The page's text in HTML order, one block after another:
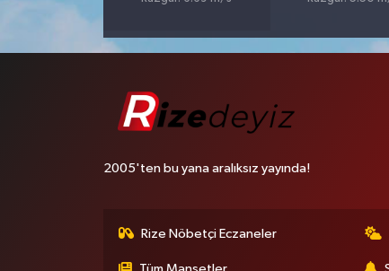
2005'ten bu yana aralıksız yayında!
Rize Nöbetçi Eczaneler